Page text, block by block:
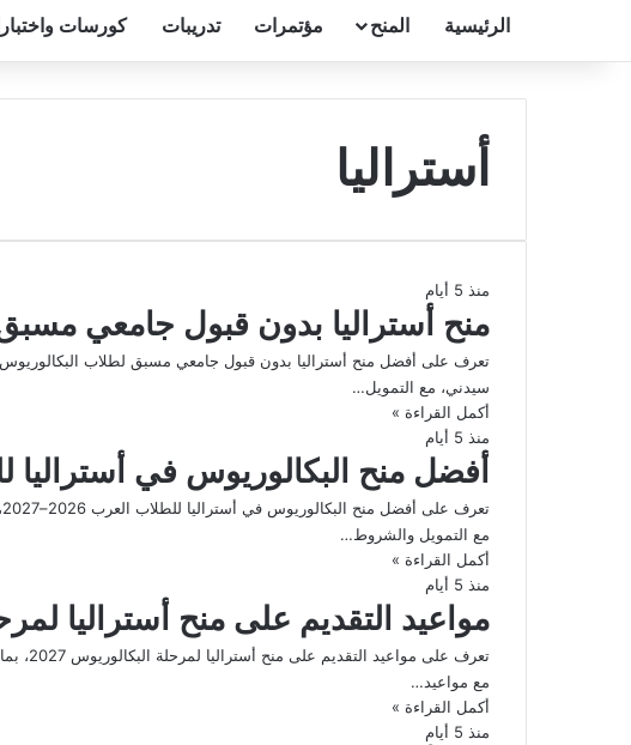
الرئيسية المنح مؤتمرات تدريبات كورسات
أستراليا
منذ 5 أيام
منح أستراليا بدون قبول جامعي
سيدني، مع التمويل…
أكمل القراءة »
منذ 5 أيام
أفضل منح البكالوريوس في أستراليا
مع التمويل والشروط…
أكمل القراءة »
منذ 5 أيام
مواعيد التقديم على منح أستراليا
مع مواعيد…
أكمل القراءة »
منذ 5 أيام